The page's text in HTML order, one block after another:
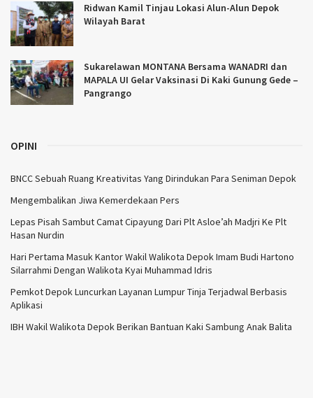
Ridwan Kamil Tinjau Lokasi Alun-Alun Depok
Wilayah Barat
Sukarelawan MONTANA Bersama WANADRI dan
MAPALA UI Gelar Vaksinasi Di Kaki Gunung Gede –
Pangrango
OPINI
BNCC Sebuah Ruang Kreativitas Yang Dirindukan Para Seniman Depok
Mengembalikan Jiwa Kemerdekaan Pers
Lepas Pisah Sambut Camat Cipayung Dari Plt Asloe’ah Madjri Ke Plt
Hasan Nurdin
Hari Pertama Masuk Kantor Wakil Walikota Depok Imam Budi Hartono
Silarrahmi Dengan Walikota Kyai Muhammad Idris
Pemkot Depok Luncurkan Layanan Lumpur Tinja Terjadwal Berbasis
Aplikasi
IBH Wakil Walikota Depok Berikan Bantuan Kaki Sambung Anak Balita